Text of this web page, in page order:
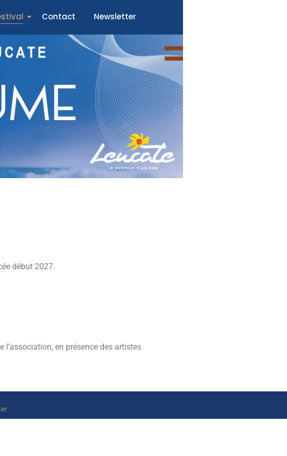
Contact Newsletter
début 2027.
en présence des artistes